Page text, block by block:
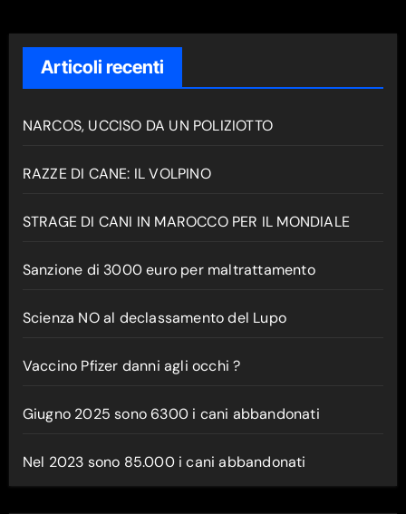
Articoli recenti
NARCOS, UCCISO DA UN POLIZIOTTO
RAZZE DI CANE: IL VOLPINO
STRAGE DI CANI IN MAROCCO PER IL MONDIALE
Sanzione di 3000 euro per maltrattamento
Scienza NO al declassamento del Lupo
Vaccino Pfizer danni agli occhi ?
Giugno 2025 sono 6300 i cani abbandonati
Nel 2023 sono 85.000 i cani abbandonati